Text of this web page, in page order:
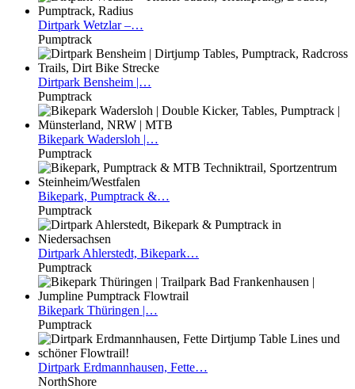
Dirtpark Wetzlar –…
Pumptrack
Dirtpark Bensheim |…
Pumptrack
Bikepark Wadersloh |…
Pumptrack
Bikepark, Pumptrack &…
Pumptrack
Dirtpark Ahlerstedt, Bikepark…
Pumptrack
Bikepark Thüringen |…
Pumptrack
Dirtpark Erdmannhausen, Fette…
NorthShore